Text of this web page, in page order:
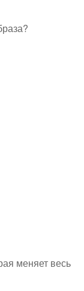
меняет весь